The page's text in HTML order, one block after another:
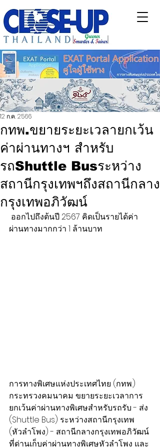
กทพ.ขยายระยะเวลายกเว้น
ค่าผ่านทางฯ สำหรับ
รถShuttle Busระหว่าง
สถานีกรุงเทพฯถึงสถานีกลาง
กรุงเทพอภิวัฒน์
12 ก.ค. 2566
ผ่านทางมากกว่า 1 ล้านบาท
การทางพิเศษแห่งประเทศไทย (กทพ.)
กระทรวงคมนาคม ขยายระยะเวลาการ
ยกเว้นค่าผ่านทางพิเศษสำหรับรถรับ - ส่ง
(Shuttle Bus) ระหว่างสถานีกรุงเทพ
(หัวลำโพง) - สถานีกลางกรุงเทพอภิวัฒน์
ที่ด่านเก็บค่าผ่านทางพิเศษหัวลำโพง และ